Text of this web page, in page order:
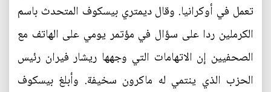
تعمل في أوكرانيا. وقال ديمتري بيسكوف المتحدث باسم
الكرملين ردا على سؤال في مؤتمر يومي على الهاتف مع
الصحفيين إن الاتهامات التي وجهها ريشار فيران رئيس
الحزب الذي ينتمي له ماكرون سخيفة. وأبلغ بيسكوف